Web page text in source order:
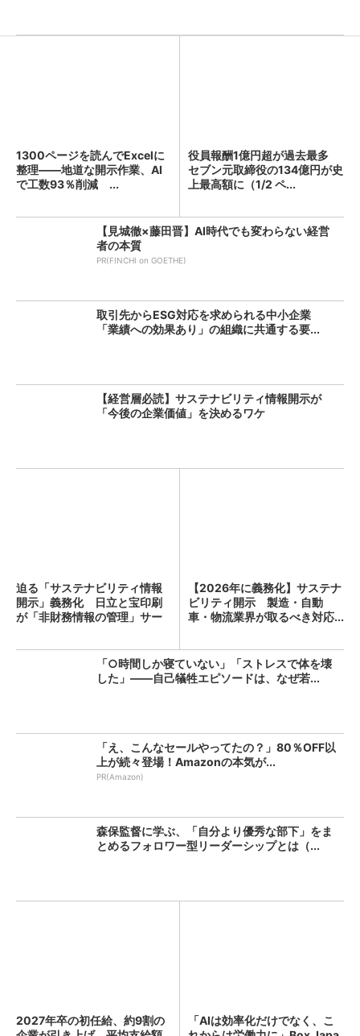
1300ページを読んでExcelに
整理――地道な開示作業、AI
で工数93％削減 ...
役員報酬1億円超が過去最多
セブン元取締役の134億円が史
上最高額に（1/2 ペ...
【見城徹×藤田晋】AI時代でも変わらない経営
者の本質
PR(FINCHI on GOETHE)
取引先からESG対応を求められる中小企業
「業績への効果あり」の組織に共通する要...
【経営層必読】サステナビリティ情報開示が
「今後の企業価値」を決めるワケ
迫る「サステナビリティ情報
開示」義務化 日立と宝印刷
が「非財務情報の管理」サー
【2026年に義務化】サステナ
ビリティ開示 製造・自動
車・物流業界が取るべき対応...
「○時間しか寝ていない」「ストレスで体を壊
した」――自己犠牲エピソードは、なぜ若...
「え、こんなセールやってたの？」80％OFF以
上が続々登場！Amazonの本気が...
PR(Amazon)
森保監督に学ぶ、「自分より優秀な部下」をま
とめるフォロワー型リーダーシップとは（...
2027年卒の初任給、約9割の
「AIは効率化だけでなく、こ